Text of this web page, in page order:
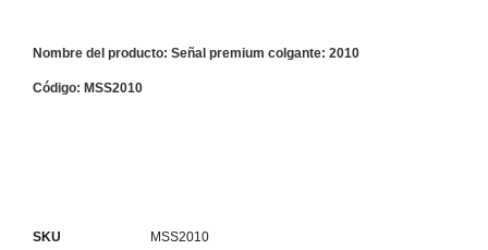
Nombre del producto: Señal premium colgante: 2010
Código: MSS2010
SKU MSS2010